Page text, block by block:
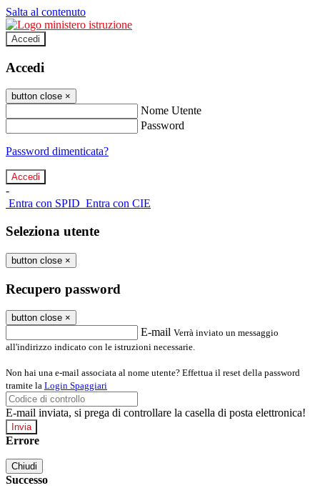
Salta al contenuto
Accedi
Accedi
button close ×
Nome Utente
Password
Password dimenticata?
-
Entra con SPID Entra con CIE
Seleziona utente
button close ×
Recupero password
button close ×
E-mail Verrà inviato un messaggio
all'indirizzo indicato con le istruzioni necessarie.
Non hai una e-mail associata al nome utente? Effettua il reset della password
tramite la Login Spaggiari
E-mail inviata, si prega di controllare la casella di posta elettronica!
Errore
Chiudi
Successo